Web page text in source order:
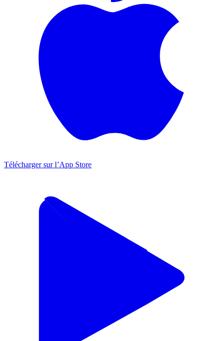
Télécharger sur l’App Store